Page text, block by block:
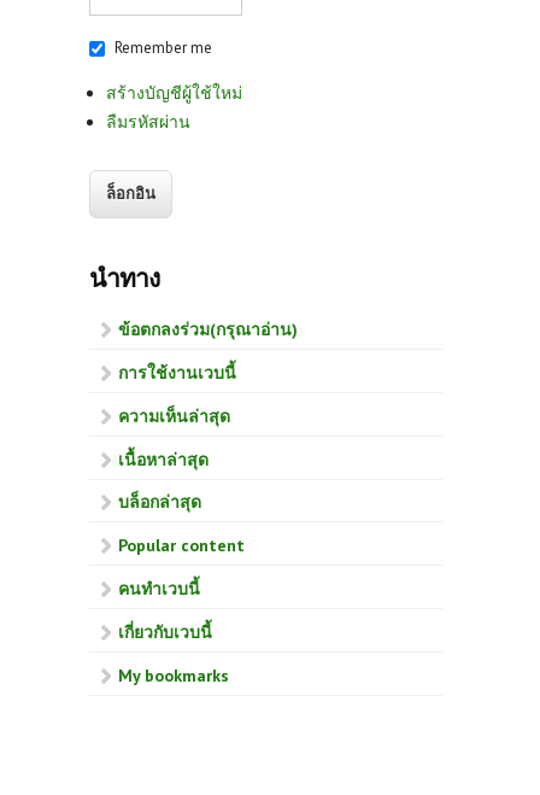
Remember me
สร้างบัญชีผู้ใช้ใหม่
ลืมรหัสผ่าน
นำทาง
ข้อตกลงร่วม(กรุณาอ่าน)
การใช้งานเวบนี้
ความเห็นล่าสุด
เนื้อหาล่าสุด
บล็อกล่าสุด
Popular content
คนทำเวบนี้
เกี่ยวกับเวบนี้
My bookmarks